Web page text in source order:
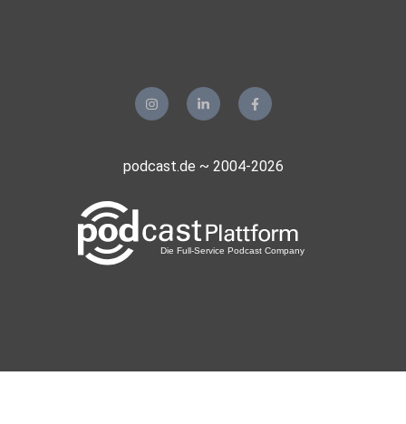
podcast.de ~ 2004-2026